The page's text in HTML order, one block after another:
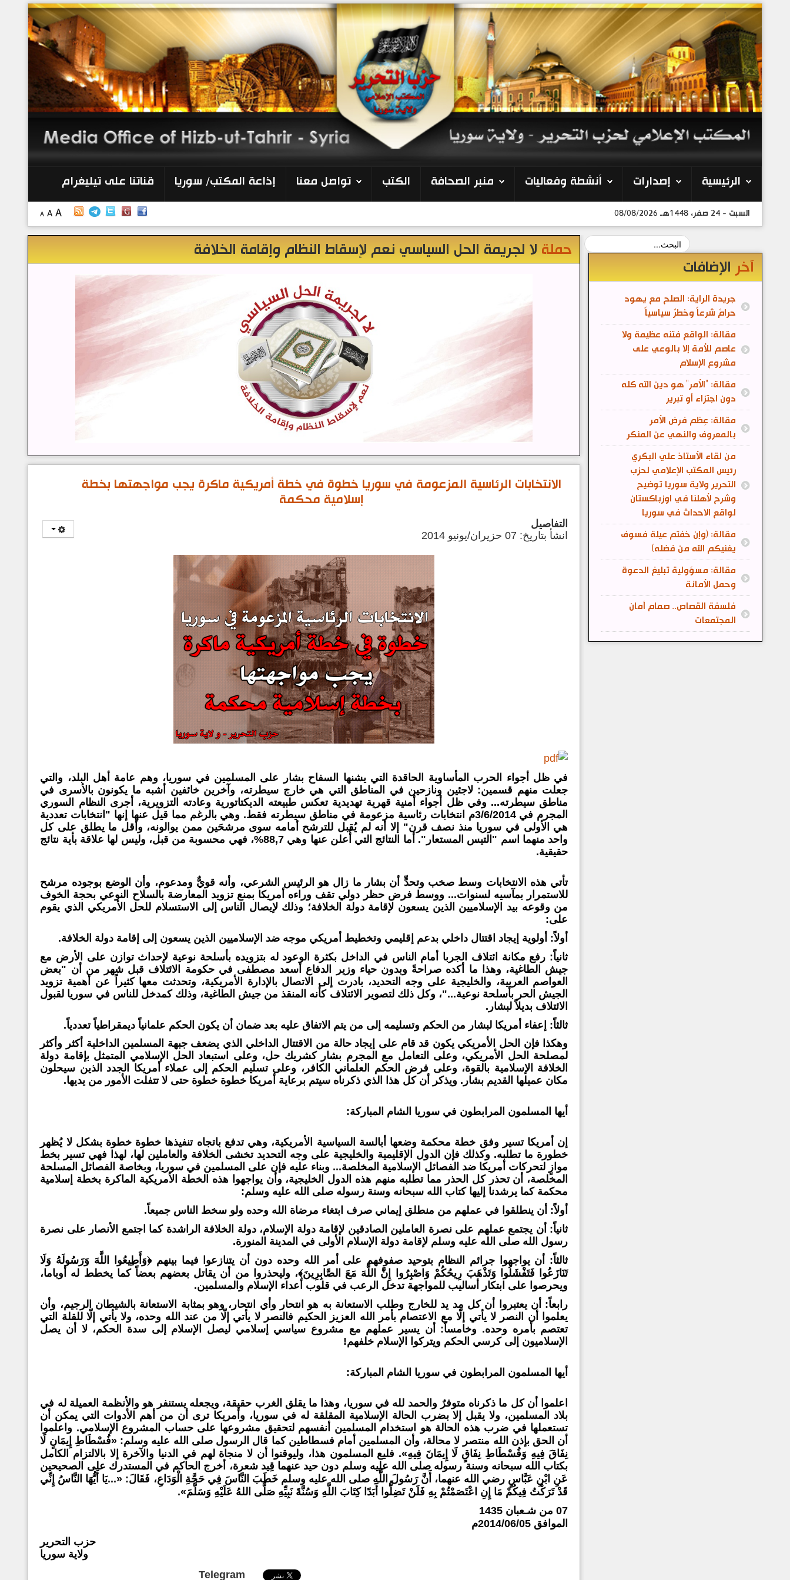
الرئيسية
إصدارات
منبر الصحافة
تواصل معنا
إذاعة المكتب/ سوريا
الرئيسية إصدارات أنشطة وفعاليات منبر الصحافة الكتب تواصل معنا إذاعة المكتب/ سوريا قناتنا على تيليغرام
السبت - 24 صفر، 1448هـ 08/08/2026 A A A
حملة لا لجريمة الحل السياسي نعم لإسقاط النظام وإقامة الخلافة
الانتخابات الرئاسية المزعومة في سوريا خطوة في خطة أمريكية ماكرة يجب مواجهتها بخطة
إسلامية محكمة
التفاصيل
انشأ بتاريخ: 07 حزيران/يونيو 2014
في ظل أجواء الحرب المأساوية الحاقدة التي يشنها السفاح بشار على المسلمين في سوريا، وهم عامة أهل البلد، والتي
جعلت منهم قسمين: لاجئين ونازحين في المناطق التي هي خارج سيطرته، وآخرين خائفين أشبه ما يكونون بالأسرى في
مناطق سيطرته... وفي ظل أجواء أمنية قهرية تهديدية تعكس طبيعته الديكتاتورية وعادته التزويرية، أجرى النظام السوري
المجرم في 3/6/2014م انتخابات رئاسية مزعومة في مناطق سيطرته فقط. وهي بالرغم مما قيل عنها إنها "انتخابات تعددية
هي الأولى في سوريا منذ نصف قرن" إلا أنه لم يُقبل للترشح أمامه سوى مرشحَين ممن يوالونه، وأقل ما يطلق على كل
واحد منهما اسم "التيس المستعار". أما النتائج التي أُعلن عنها وهي 88,7%، فهي محسوبة من قبل، وليس لها علاقة بأية نتائج
حقيقية.
تأتي هذه الانتخابات وسط صخب وتحدٍّ أن بشار ما زال هو الرئيس الشرعي، وأنه قويٌّ ومدعوم، وأن الوضع بوجوده مرشح
للاستمرار بمآسيه لسنوات... ووسط فرض حظر دولي تقف وراءه أمريكا بمنع تزويد المعارضة بالسلاح النوعي بحجة الخوف
من وقوعه بيد الإسلاميين الذين يسعون لإقامة دولة الخلافة؛ وذلك لإيصال الناس إلى الاستسلام للحل الأمريكي الذي يقوم
على:
أولاً: أولوية إيجاد اقتتال داخلي بدعم إقليمي وتخطيط أمريكي موجه ضد الإسلاميين الذين يسعون إلى إقامة دولة الخلافة.
ثانياً: رفع مكانة ائتلاف الجربا أمام الناس في الداخل بكثرة الوعود له بتزويده بأسلحة نوعية لإحداث توازن على الأرض مع
جيش الطاغية، وهذا ما أكده صراحةً وبدون حياء وزير الدفاع أسعد مصطفى في حكومة الائتلاف قبل شهر من أن "بعض
العواصم العربية، والخليجية على وجه التحديد، بادرت إلى الاتصال بالإدارة الأمريكية، وتحدثت معها كثيراً عن أهمية تزويد
الجيش الحر بأسلحة نوعية..."، وكل ذلك لتصوير الائتلاف كأنه المنقذ من جيش الطاغية، وذلك كمدخل للناس في سوريا لقبول
الائتلاف بديلاً لبشار.
ثالثاً: إعفاء أمريكا لبشار من الحكم وتسليمه إلى من يتم الاتفاق عليه بعد ضمان أن يكون الحكم علمانياً ديمقراطياً تعددياً.
وهكذا فإن الحل الأمريكي يكون قد قام على إيجاد حالة من الاقتتال الداخلي الذي يضعف جبهة المسلمين الداخلية أكثر وأكثر
لمصلحة الحل الأمريكي، وعلى التعامل مع المجرم بشار كشريك حل، وعلى استبعاد الحل الإسلامي المتمثل بإقامة دولة
الخلافة الإسلامية بالقوة، وعلى فرض الحكم العلماني الكافر، وعلى تسليم الحكم إلى عملاء أمريكا الجدد الذين سيحلون
مكان عميلها القديم بشار. ويذكر أن كل هذا الذي ذكرناه سيتم برعاية أمريكا خطوة خطوة حتى لا تتفلت الأمور من يديها.
أيها المسلمون المرابطون في سوريا الشام المباركة:
إن أمريكا تسير وفق خطة محكمة وضعها أبالسة السياسية الأمريكية، وهي تدفع باتجاه تنفيذها خطوة خطوة بشكل لا يُظهر
خطورة ما تطلبه. وكذلك فإن الدول الإقليمية والخليجية على وجه التحديد تخشى الخلافة والعاملين لها، لهذا فهي تسير بخط
موازٍ لتحركات أمريكا ضد الفصائل الإسلامية المخلصة... وبناء عليه فإن على المسلمين في سوريا، وبخاصة الفصائل المسلحة
المخلصة، أن تحذر كل الحذر مما تطلبه منهم هذه الدول الخليجية، وأن يواجهوا هذه الخطة الأمريكية الماكرة بخطة إسلامية
محكمة كما يرشدنا إليها كتاب الله سبحانه وسنة رسوله صلى الله عليه وسلم:
أولاً: أن ينطلقوا في عملهم من منطلق إيماني صرف ابتغاء مرضاة الله وحده ولو سخط الناس جميعاً.
ثانياً: أن يجتمع عملهم على نصرة العاملين الصادقين لإقامة دولة الإسلام، دولة الخلافة الراشدة كما اجتمع الأنصار على نصرة
رسول الله صلى الله عليه وسلم لإقامة دولة الإسلام الأولى في المدينة المنورة.
ثالثاً: أن يواجهوا جرائم النظام بتوحيد صفوفهم على أمر الله وحده دون أن يتنازعوا فيما بينهم﴿وَأَطِيعُوا اللَّهَ وَرَسُولَهُ وَلَا
تَنَازَعُوا فَتَفْشَلُوا وَتَذْهَبَ رِيحُكُمْ وَاصْبِرُوا إِنَّ اللَّهَ مَعَ الصَّابِرِينَ﴾، وليحذروا من أن يقاتل بعضهم بعضاً كما يخطط له أوباما،
ويحرصوا على ابتكار أساليب للمواجهة تدخل الرعب في قلوب أعداء الإسلام والمسلمين.
رابعاً: أن يعتبروا أن كل مد يد للخارج وطلب الاستعانة به هو انتحار وأي انتحار، وهو بمثابة الاستعانة بالشيطان الرجيم، وأن
يعلموا أن النصر لا يأتي إلّا مع الاعتصام بأمر الله العزيز الحكيم فالنصر لا يأتي إلّا من عند الله وحده، ولا يأتي إلّا للقلة التي
تعتصم بأمره وحده. وخامساً: أن يسير عملهم مع مشروع سياسي إسلامي ليصل الإسلام إلى سدة الحكم، لا أن يصل
الإسلاميون إلى كرسي الحكم ويتركوا الإسلام خلفهم!
أيها المسلمون المرابطون في سوريا الشام المباركة:
اعلموا أن كل ما ذكرناه متوفرٌ والحمد لله في سوريا، وهذا ما يقلق الغرب حقيقة، ويجعله يستنفر هو والأنظمة العميلة له في
بلاد المسلمين، ولا يقبل إلا بضرب الحالة الإسلامية المقلقة له في سوريا، وأمريكا ترى أن من أهم الأدوات التي يمكن أن
تستعملها في ضرب هذه الحالة هو استخدام المسلمين أنفسهم لتحقيق مشروعها على حساب المشروع الإسلامي. واعلموا
أن الحق بإذن الله منتصر لا محالة، وأن المسلمين أمام فسطاطين كما قال الرسول صلى الله عليه وسلم:«فُسْطَاطِ إِيمَانٍ لَا
نِفَاقَ فِيهِ وَفُسْطَاطِ نِفَاقٍ لَا إِيمَانَ فِيهِ». فليع المسلمون هذا، وليوقنوا أن لا منجاة لهم في الدنيا والآخرة إلا بالالتزام الكامل
بكتاب الله سبحانه وسنة رسوله صلى الله عليه وسلم دون حيد عنهما قِيد شعرة، أخرج الحاكم في المستدرك على الصحيحين
عَنِ ابْنِ عَبَّاسٍ رضي الله عنهما، أَنَّ رَسُولَ اللَّهِ صلى الله عليه وسلم خَطَبَ النَّاسَ فِي حَجَّةِ الْوَدَاعِ، فَقَالَ: «...يَا أَيُّهَا النَّاسُ إِنِّي
قَدْ تَرَكْتُ فِيكُمْ مَا إِنِ اعْتَصَمْتُمْ بِهِ فَلَنْ تَضِلُّوا أَبَدًا كِتَابَ اللَّهِ وَسُنَّةَ نَبِيِّهِ صَلَّى اللهُ عَلَيْهِ وَسَلَّمَ».
07 من شـعبان 1435
الموافق 2014/06/05م
حزب التحرير
ولاية سوريا
Telegram
آخر الإضافات
جريدة الراية: الصلح مع يهود
حرامٌ شرعاً وخطرٌ سياسياً
مقالة: الواقع فتنه عظيمة ولا
عاصم للأمة إلا بالوعي على
مشروع الإسلام
مقالة: "الأمر" هو دين الله كله
دون اجتزاء أو تبرير
مقالة: عِظم فرض الأمر
بالمعروف والنهي عن المنكر
من لقاء الأستاذ علي البكري
رئيس المكتب الإعلامي لحزب
التحرير ولاية سوريا توضيح
وشرح لأهلنا في اوزباكستان
لواقع الاحداث في سوريا
مقالة: (وإن خفتم عيلة فسوف
يغنيكم الله من فضله)
مقالة: مسؤولية تبليغ الدعوة
وحمل الأمانة
فلسفة القصاص.. صمام أمان
المجتمعات